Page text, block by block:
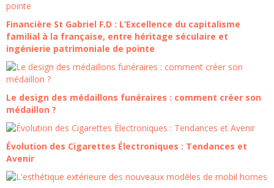
Financière St Gabriel F.D : L’Excellence du capitalisme
familial à la française, entre héritage séculaire et
ingénierie patrimoniale de pointe
Le design des médaillons funéraires : comment créer son
médaillon ?
Évolution des Cigarettes Électroniques : Tendances et
Avenir